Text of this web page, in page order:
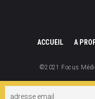
ACCUEIL A
©2021 Focus
Focus Média Afrique